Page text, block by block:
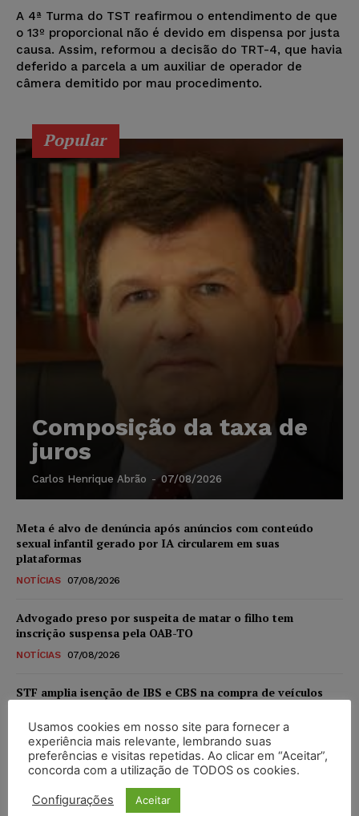
A 4ª Turma do TST reafirmou o entendimento de que
o 13º proporcional não é devido em dispensa por justa
causa. Assim, reformou a decisão do TRT-4, que havia
deferido a parcela a um auxiliar de operador de
câmera demitido por mau procedimento.
Popular
Composição da taxa de
juros
Carlos Henrique Abrão - 07/08/2026
Meta é alvo de denúncia após anúncios com conteúdo
sexual infantil gerado por IA circularem em suas
plataformas
NOTÍCIAS 07/08/2026
Advogado preso por suspeita de matar o filho tem
inscrição suspensa pela OAB-TO
NOTÍCIAS 07/08/2026
STF amplia isenção de IBS e CBS na compra de veículos
níveis
DIREITO TRIBUTÁRIO 07/08/2026
vendia canetas emagrecedoras no local de trabalho
Usamos cookies em nosso site para fornecer a
experiência mais relevante, lembrando suas
preferências e visitas repetidas. Ao clicar em “Aceitar”,
concorda com a utilização de TODOS os cookies.
Configurações Aceitar